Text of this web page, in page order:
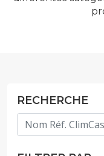
RECHERCHE